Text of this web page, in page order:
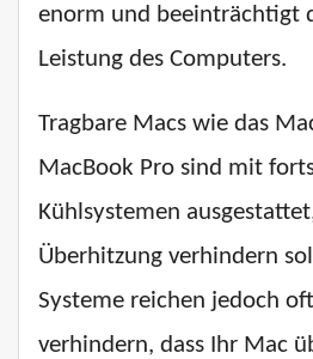
enorm und beeinträchtigt
Leistung des Computers.
Tragbare Macs wie das
MacBook Pro sind mit
Kühlsystemen
Überhitzung verhindern
Systeme reichen jedoch
verhindern, dass Ihr Mac